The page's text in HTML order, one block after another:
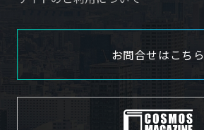
お問合せはこちら